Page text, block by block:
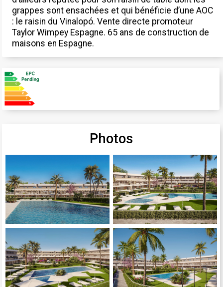
grappes sont ensachées et qui bénéficie d’une AOC
: le raisin du Vinalopó. Vente directe promoteur
Taylor Wimpey Espagne. 65 ans de construction de
maisons en Espagne.
Photos